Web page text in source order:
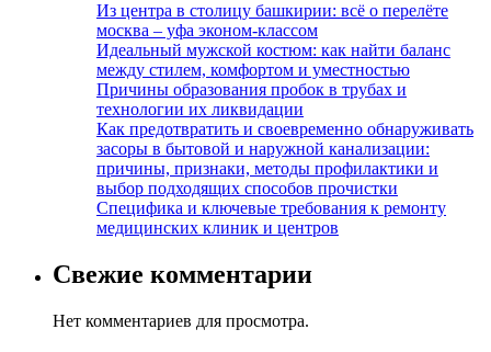
Из центра в столицу башкирии: всё о перелёте
москва – уфа эконом-классом
Идеальный мужской костюм: как найти баланс
между стилем, комфортом и уместностью
Причины образования пробок в трубах и
технологии их ликвидации
Как предотвратить и своевременно обнаруживать
засоры в бытовой и наружной канализации:
причины, признаки, методы профилактики и
выбор подходящих способов прочистки
Специфика и ключевые требования к ремонту
медицинских клиник и центров
Свежие комментарии
Нет комментариев для просмотра.